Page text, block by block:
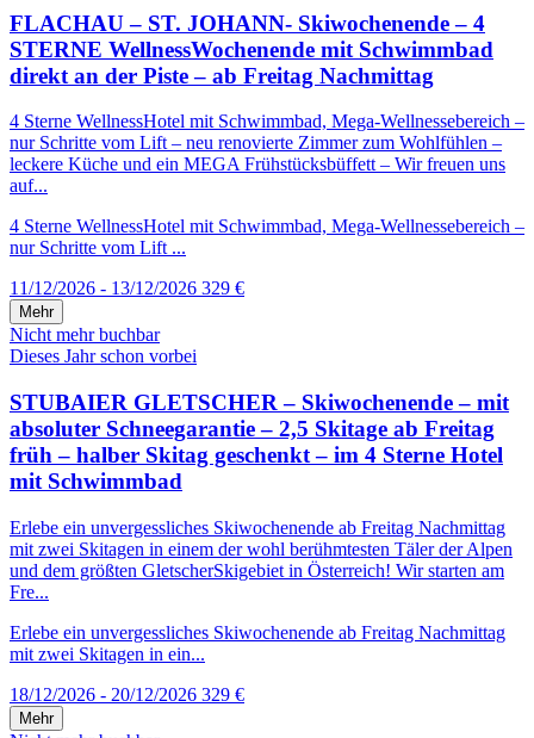
FLACHAU – ST. JOHANN- Skiwochenende – 4
STERNE WellnessWochenende mit Schwimmbad
direkt an der Piste – ab Freitag Nachmittag
4 Sterne WellnessHotel mit Schwimmbad, Mega-Wellnessebereich –
nur Schritte vom Lift – neu renovierte Zimmer zum Wohlfühlen –
leckere Küche und ein MEGA Frühstücksbüffett – Wir freuen uns
auf...
4 Sterne WellnessHotel mit Schwimmbad, Mega-Wellnessebereich –
nur Schritte vom Lift ...
11/12/2026 - 13/12/2026 329 €
Mehr
Nicht mehr buchbar
Dieses Jahr schon vorbei
STUBAIER GLETSCHER – Skiwochenende – mit
absoluter Schneegarantie – 2,5 Skitage ab Freitag
früh – halber Skitag geschenkt – im 4 Sterne Hotel
mit Schwimmbad
Erlebe ein unvergessliches Skiwochenende ab Freitag Nachmittag
mit zwei Skitagen in einem der wohl berühmtesten Täler der Alpen
und dem größten GletscherSkigebiet in Österreich! Wir starten am
Fre...
Erlebe ein unvergessliches Skiwochenende ab Freitag Nachmittag
mit zwei Skitagen in ein...
18/12/2026 - 20/12/2026 329 €
Mehr